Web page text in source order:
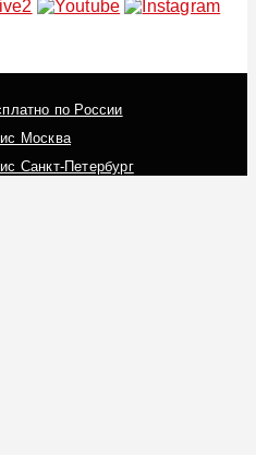
по России
Москва
Санкт-Петербург